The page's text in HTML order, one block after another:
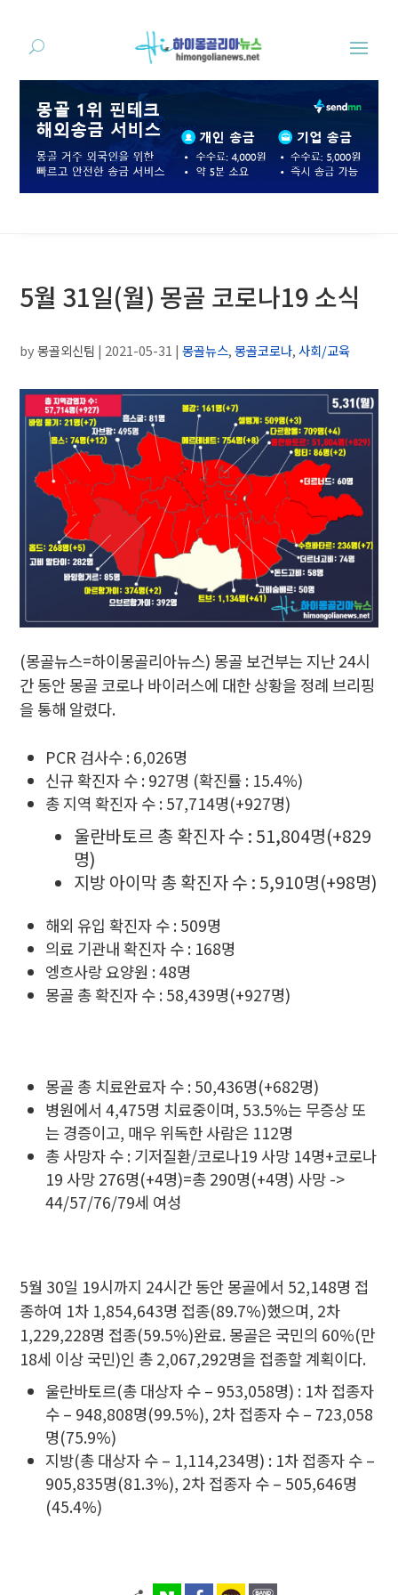
5월 31일(월) 몽골 코로나19 소식
by몽골외신팀 | 2021-05-31 |몽골뉴스,몽골코로나,사회/교육
(몽골뉴스=하이몽골리아뉴스) 몽골 보건부는 지난 24시
간 동안 몽골 코로나 바이러스에 대한 상황을 정례 브리핑
을 통해 알렸다.
PCR 검사수 : 6,026명
신규 확진자 수 : 927명 (확진률 : 15.4%)
총 지역 확진자 수 : 57,714명(+927명)
울란바토르 총 확진자 수 : 51,804명(+829
명)
지방 아이막 총 확진자 수 : 5,910명(+98명)
해외 유입 확진자 수 : 509명
의료 기관내 확진자 수 : 168명
엥흐사랑 요양원 : 48명
몽골 총 확진자 수 : 58,439명(+927명)
몽골 총 치료완료자 수 : 50,436명(+682명)
병원에서 4,475명 치료중이며, 53.5%는 무증상 또
는 경증이고, 매우 위독한 사람은 112명
총 사망자 수 : 기저질환/코로나19 사망 14명+코로나
19 사망 276명(+4명)=총 290명(+4명) 사망 ->
44/57/76/79세 여성
5월 30일 19시까지 24시간 동안 몽골에서 52,148명 접
종하여 1차 1,854,643명 접종(89.7%)했으며, 2차
1,229,228명 접종(59.5%)완료. 몽골은 국민의 60%(만
18세 이상 국민)인 총 2,067,292명을 접종할 계획이다.
울란바토르(총 대상자 수 – 953,058명) : 1차 접종자
수 – 948,808명(99.5%), 2차 접종자 수 – 723,058
명(75.9%)
지방(총 대상자 수 – 1,114,234명) : 1차 접종자 수 –
905,835명(81.3%), 2차 접종자 수 – 505,646명
(45.4%)